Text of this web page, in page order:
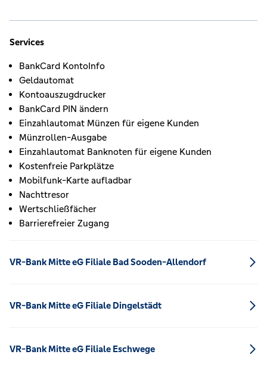
Services
BankCard KontoInfo
Geldautomat
Kontoauszugdrucker
BankCard PIN ändern
Einzahlautomat Münzen für eigene Kunden
Münzrollen-Ausgabe
Einzahlautomat Banknoten für eigene Kunden
Kostenfreie Parkplätze
Mobilfunk-Karte aufladbar
Nachttresor
Wertschließfächer
Barrierefreier Zugang
VR-Bank Mitte eG Filiale Bad Sooden-Allendorf
VR-Bank Mitte eG Filiale Dingelstädt
VR-Bank Mitte eG Filiale Eschwege